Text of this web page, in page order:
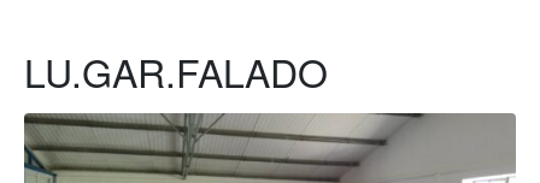
LU.GAR.FALADO